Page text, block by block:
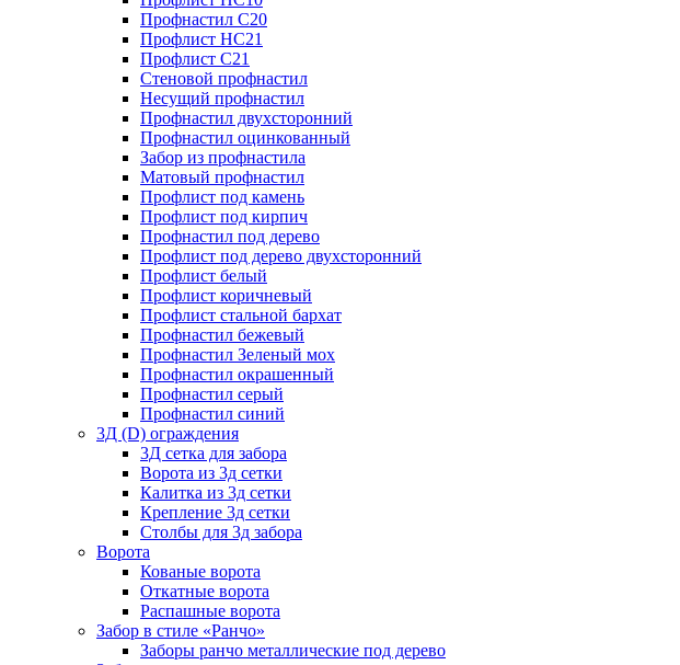
Профнастил С20
Профлист НС21
Профлист С21
Стеновой профнастил
Несущий профнастил
Профнастил двухсторонний
Профнастил оцинкованный
Забор из профнастила
Матовый профнастил
Профлист под камень
Профлист под кирпич
Профнастил под дерево
Профлист под дерево двухсторонний
Профлист белый
Профлист коричневый
Профлист стальной бархат
Профнастил бежевый
Профнастил Зеленый мох
Профнастил окрашенный
Профнастил серый
Профнастил синий
3Д (D) ограждения
3Д сетка для забора
Ворота из 3д сетки
Калитка из 3д сетки
Крепление 3д сетки
Столбы для 3д забора
Ворота
Кованые ворота
Откатные ворота
Распашные ворота
Забор в стиле «Ранчо»
Заборы ранчо металлические под дерево